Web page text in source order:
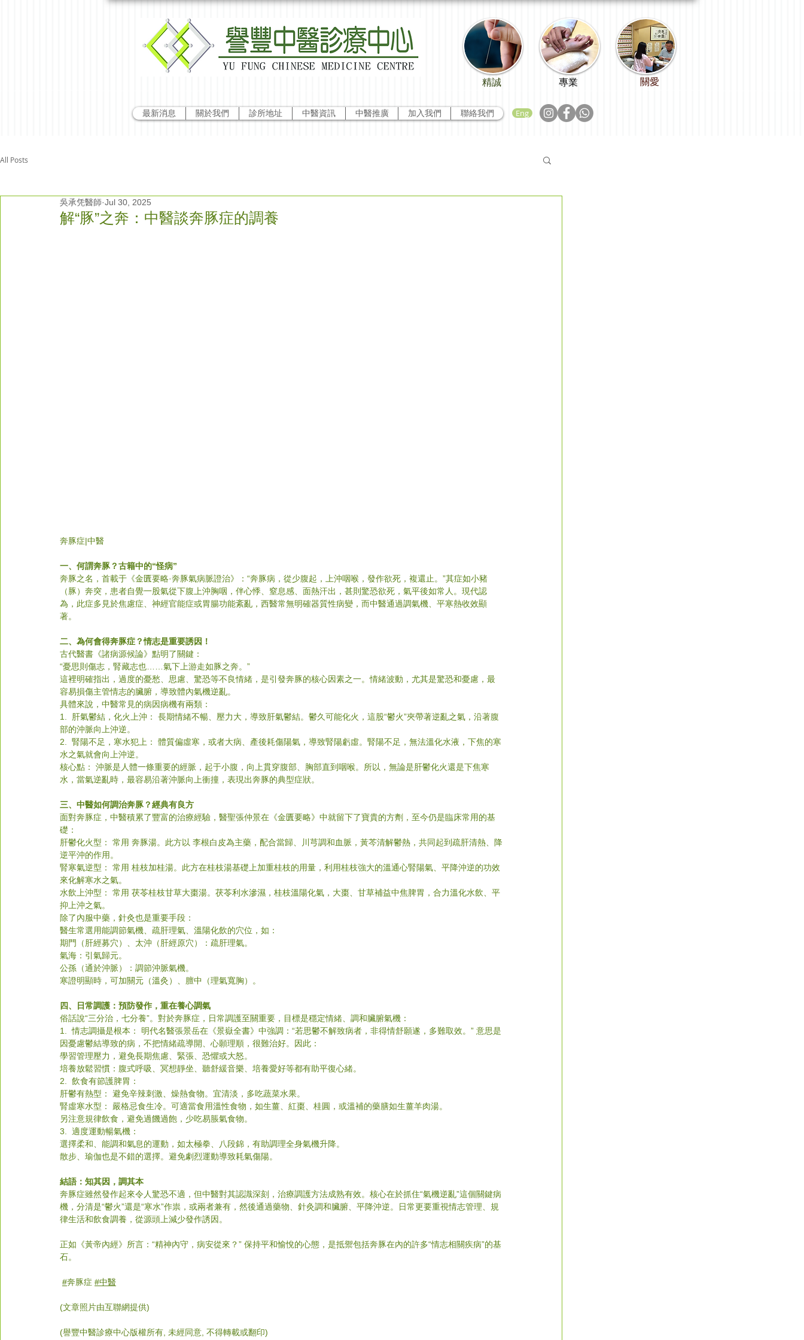
精誠
最新消息 關於我們 診所地址 中醫資訊 中醫推廣 加入我們 聯絡我們 Eng
專業 關愛
All Posts
解“豚”之奔：中醫談奔豚症的調養
吳承凭醫師 Jul 30, 2025
奔豚症|中醫
一、何謂奔豚？古籍中的“怪病”
奔豚之名，首載于《金匱要略·奔豚氣病脈證治》：“奔豚病，從少腹起，上沖咽喉，發作欲死，複還止。”其症如小豬
（豚）奔突，患者自覺一股氣從下腹上沖胸咽，伴心悸、窒息感、面熱汗出，甚則驚恐欲死，氣平後如常人。現代認
為，此症多見於焦慮症、神經官能症或胃腸功能紊亂，西醫常無明確器質性病變，而中醫通過調氣機、平寒熱收效顯
著。
二、為何會得奔豚症？情志是重要誘因！
古代醫書《諸病源候論》點明了關鍵：
“憂思則傷志，腎藏志也……氣下上游走如豚之奔。”
這裡明確指出，過度的憂愁、思慮、驚恐等不良情緒，是引發奔豚的核心因素之一。情緒波動，尤其是驚恐和憂慮，最
容易損傷主管情志的臟腑，導致體內氣機逆亂。
具體來說，中醫常見的病因病機有兩類：
1.  肝氣鬱結，化火上沖： 長期情緒不暢、壓力大，導致肝氣鬱結。鬱久可能化火，這股“鬱火”夾帶著逆亂之氣，沿著腹
部的沖脈向上沖逆。
2.  腎陽不足，寒水犯上： 體質偏虛寒，或者大病、產後耗傷陽氣，導致腎陽虧虛。腎陽不足，無法溫化水液，下焦的寒
水之氣就會向上沖逆。
核心點： 沖脈是人體一條重要的經脈，起于小腹，向上貫穿腹部、胸部直到咽喉。所以，無論是肝鬱化火還是下焦寒
水，當氣逆亂時，最容易沿著沖脈向上衝撞，表現出奔豚的典型症狀。
三、中醫如何調治奔豚？經典有良方
面對奔豚症，中醫積累了豐富的治療經驗，醫聖張仲景在《金匱要略》中就留下了寶貴的方劑，至今仍是臨床常用的基
礎：
肝鬱化火型： 常用 奔豚湯。此方以 李根白皮為主藥，配合當歸、川芎調和血脈，黃芩清解鬱熱，共同起到疏肝清熱、降
逆平沖的作用。
腎寒氣逆型： 常用 桂枝加桂湯。此方在桂枝湯基礎上加重桂枝的用量，利用桂枝強大的溫通心腎陽氣、平降沖逆的功效
來化解寒水之氣。
水飲上沖型： 常用 茯苓桂枝甘草大棗湯。茯苓利水滲濕，桂枝溫陽化氣，大棗、甘草補益中焦脾胃，合力溫化水飲、平
抑上沖之氣。
除了內服中藥，針灸也是重要手段：
醫生常選用能調節氣機、疏肝理氣、溫陽化飲的穴位，如：
期門（肝經募穴）、太沖（肝經原穴）：疏肝理氣。
氣海：引氣歸元。
公孫（通於沖脈）：調節沖脈氣機。
寒證明顯時，可加關元（溫灸）、膻中（理氣寬胸）。
四、日常調護：預防發作，重在養心調氣
俗話說“三分治，七分養”。對於奔豚症，日常調護至關重要，目標是穩定情緒、調和臟腑氣機：
1.  情志調攝是根本： 明代名醫張景岳在《景嶽全書》中強調：“若思鬱不解致病者，非得情舒願遂，多難取效。” 意思是
因憂慮鬱結導致的病，不把情緒疏導開、心願理順，很難治好。因此：
學習管理壓力，避免長期焦慮、緊張、恐懼或大怒。
培養放鬆習慣：腹式呼吸、冥想靜坐、聽舒緩音樂、培養愛好等都有助平復心緒。
2.  飲食有節護脾胃：
肝鬱有熱型： 避免辛辣刺激、燥熱食物。宜清淡，多吃蔬菜水果。
腎虛寒水型： 嚴格忌食生冷。可適當食用溫性食物，如生薑、紅棗、桂圓，或溫補的藥膳如生薑羊肉湯。
另注意規律飲食，避免過饑過飽，少吃易脹氣食物。
3.  適度運動暢氣機：
選擇柔和、能調和氣息的運動，如太極拳、八段錦，有助調理全身氣機升降。
散步、瑜伽也是不錯的選擇。避免劇烈運動導致耗氣傷陽。
結語：知其因，調其本
奔豚症雖然發作起來令人驚恐不適，但中醫對其認識深刻，治療調護方法成熟有效。核心在於抓住“氣機逆亂”這個關鍵病
機，分清是“鬱火”還是“寒水”作祟，或兩者兼有，然後通過藥物、針灸調和臟腑、平降沖逆。日常更要重視情志管理、規
律生活和飲食調養，從源頭上減少發作誘因。
正如《黃帝內經》所言：“精神內守，病安從來？” 保持平和愉悅的心態，是抵禦包括奔豚在內的許多“情志相關疾病”的基
石。
#奔豚症 #中醫
(文章照片由互聯網提供)
(譽豐中醫診療中心版權所有, 未經同意, 不得轉載或翻印)